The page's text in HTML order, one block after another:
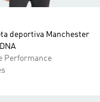
deportiva Manchester
Performance